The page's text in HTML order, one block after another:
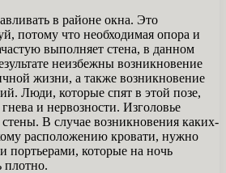
в районе окна. Это
потому что необходимая опора и
выполняет стена, в данном
неизбежны возникновение
жизни, а также возникновение
Люди, которые спят в этой позе,
и нервозности. Изголовье
В случае возникновения каких-
расположению кровати, нужно
портьерами, которые на ночь
плотно.